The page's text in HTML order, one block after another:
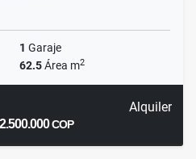
1 Garaje
62.5Área m2
Alquiler
COP